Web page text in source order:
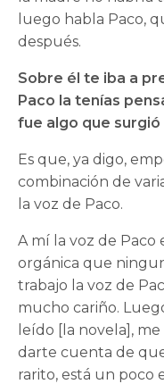
luego habla Paco,
después.
Sobre él te iba a
Paco la tenías
fue algo que surgió
Es que, ya digo,
combinación de
la voz de Paco.
A mí la voz de Paco
orgánica que
trabajo la voz de
mucho cariño.
leído [la novela],
darte cuenta de
rarito, está un poco